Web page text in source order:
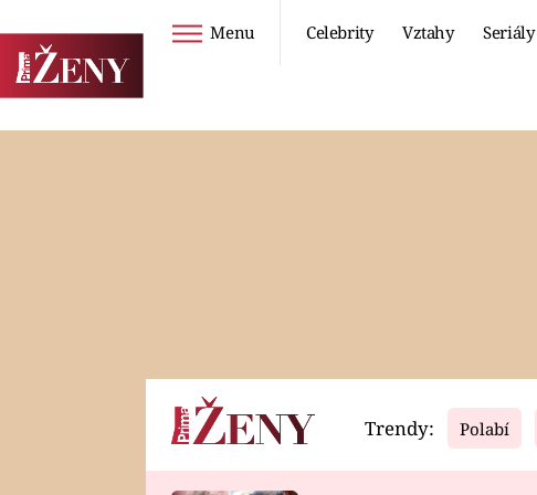
Menu Celebrity Vztahy Seriály
Horoskopy Video
Trendy: Polabí